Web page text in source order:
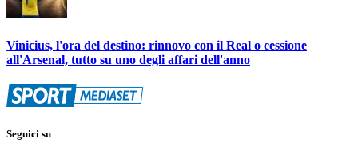
Vinicius, l'ora del destino: rinnovo con il Real o cessione
all'Arsenal, tutto su uno degli affari dell'anno
Seguici su